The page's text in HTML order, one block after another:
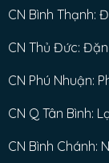
CN Bình Thạnh:
CN Thủ Đức:
CN Phú Nhuận:
CN Q Tân Bình:
CN Bình Chánh: